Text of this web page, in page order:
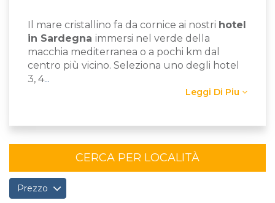
Il mare cristallino fa da cornice ai nostri hotel
in Sardegna immersi nel verde della
macchia mediterranea o a pochi km dal
centro più vicino. Seleziona uno degli hotel
3, 4...
Leggi Di Piu
CERCA PER LOCALITÀ
Prezzo